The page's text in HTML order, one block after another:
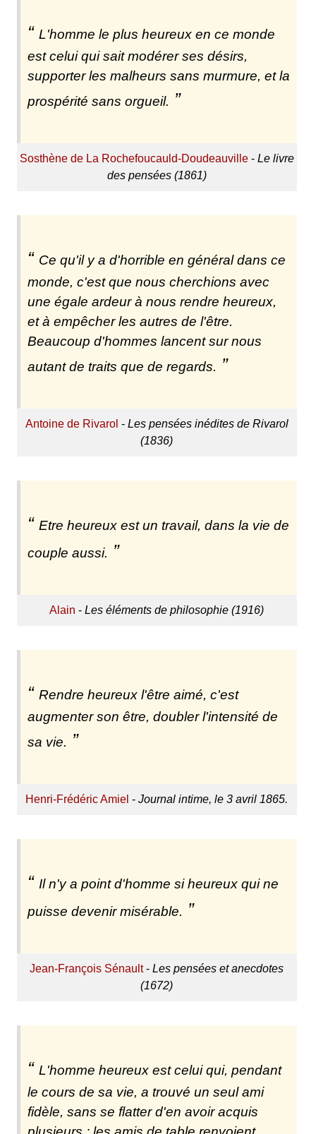
L'homme le plus heureux en ce monde
est celui qui sait modérer ses désirs,
supporter les malheurs sans murmure, et la
prospérité sans orgueil.
Sosthène de La Rochefoucauld-Doudeauville- Le livre
des pensées (1861)
Ce qu'il y a d'horrible en général dans ce
monde, c'est que nous cherchions avec
une égale ardeur à nous rendre heureux,
et à empêcher les autres de l'être.
Beaucoup d'hommes lancent sur nous
autant de traits que de regards.
Antoine de Rivarol - Les pensées inédites de Rivarol
(1836)
Etre heureux est un travail, dans la vie de
couple aussi.
Alain -Les éléments de philosophie (1916)
Rendre heureux l'être aimé, c'est
augmenter son être, doubler l'intensité de
sa vie.
Henri-Frédéric Amiel -Journal intime, le 3 avril 1865.
Il n'y a point d'homme si heureux qui ne
puisse devenir misérable.
Jean-François Sénault-Les pensées et anecdotes
(1672)
L'homme heureux est celui qui, pendant
le cours de sa vie, a trouvé un seul ami
fidèle, sans se flatter d'en avoir acquis